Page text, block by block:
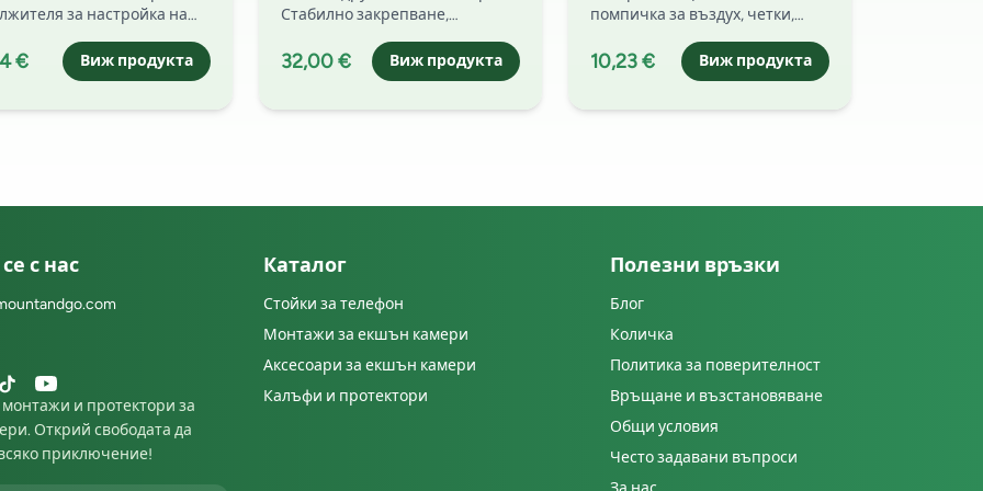
за настройка на
на позициониране и
POV кадри при
€ Виж продукта
Стабилно закрепване,
уникални ъгли. Поръчайте сега
и уловете всеки момент.
32,00 € Виж продукта
електроника
помпичка за въздух, четки,
почистващ инструмент за
безопасно почистване на
10,23 € Виж продукта
с нас
и протектори за
Открий свободата да
приключение!
Каталог
Стойки за телефон
Монтажи за екшън камери
Аксесоари за екшън камери
Калъфи и протектори
Полезни връзки
Блог
Количка
Политика за поверителност
Връщане и възстановяване
Общи условия
Често задавани въпроси